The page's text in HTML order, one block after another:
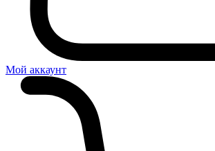
Мой аккаунт